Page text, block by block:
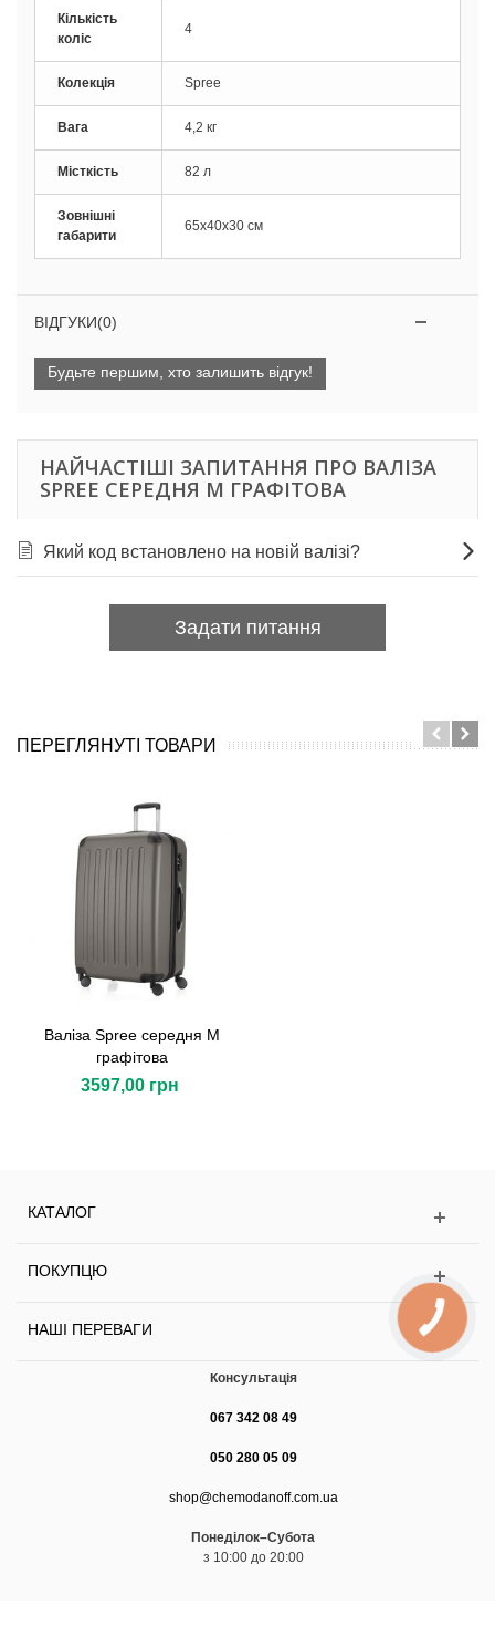
Кількість
коліс
4
Колекція Spree
Вага 4,2 кг
Місткість 82 л
Зовнішні
габарити
65х40х30 см
ВІДГУКИ(0)
Будьте першим, хто залишить відгук!
НАЙЧАСТІШІ ЗАПИТАННЯ ПРО ВАЛІЗА
SPREE СЕРЕДНЯ M ГРАФІТОВА
Який код встановлено на новій валізі?
Задати питання
ПЕРЕГЛЯНУТІ ТОВАРИ
Валіза Spree середня M
графітова
3597,00 грн
КАТАЛОГ
ПОКУПЦЮ
НАШІ ПЕРЕВАГИ
Консультація
067 342 08 49
050 280 05 09
shop@chemodanoff.com.ua
Понеділок–Субота
з 10:00 до 20:00